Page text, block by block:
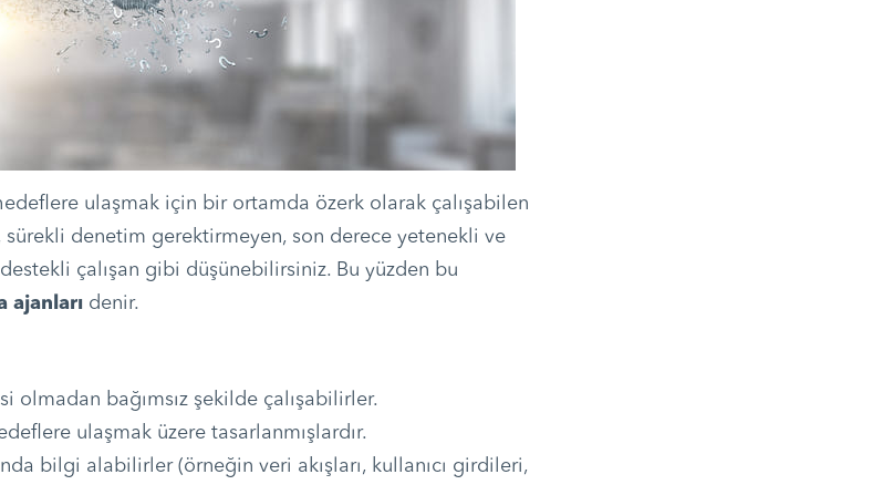
ulaşmak için bir ortamda özerk olarak çalışabilen
sürekli denetim gerektirmeyen, son derece yetenekli ve
çalışan gibi düşünebilirsiniz. Bu yüzden bu
ajanları denir.
olmadan bağımsız şekilde çalışabilirler.
ulaşmak üzere tasarlanmışlardır.
bilgi alabilirler (örneğin veri akışları, kullanıcı girdileri,